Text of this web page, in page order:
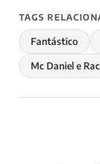
TAGS
Fantástico
Mc Daniel e